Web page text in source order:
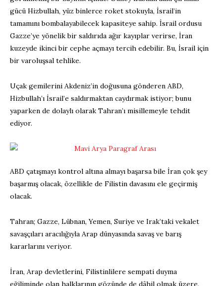
gücü Hizbullah, yüz binlerce roket stokuyla, İsrail’in
tamamını bombalayabilecek kapasiteye sahip. İsrail ordusu
Gazze’ye yönelik bir saldırıda ağır kayıplar verirse, İran
kuzeyde ikinci bir cephe açmayı tercih edebilir. Bu, İsrail için
bir varoluşsal tehlike.
Uçak gemilerini Akdeniz’in doğusuna gönderen ABD,
Hizbullah’ı İsrail’e saldırmaktan caydırmak istiyor; bunu
yaparken de dolaylı olarak Tahran’ı misillemeyle tehdit
ediyor.
ABD çatışmayı kontrol altına almayı başarsa bile İran çok şey
başarmış olacak, özellikle de Filistin davasını ele geçirmiş
olacak.
Tahran; Gazze, Lübnan, Yemen, Suriye ve Irak’taki vekalet
savaşçıları aracılığıyla Arap dünyasında savaş ve barış
kararlarını veriyor.
İran, Arap devletlerini, Filistinlilere sempati duyma
eğiliminde olan halklarının gözünde de dâhil olmak üzere,